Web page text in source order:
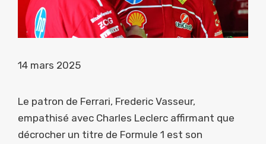
14 mars 2025
Le patron de Ferrari, Frederic Vasseur,
empathisé avec Charles Leclerc affirmant que
décrocher un titre de Formule 1 est son